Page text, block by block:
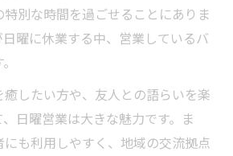
別な時間を過ごせることにありま
曜に休業する中、営業しているバ
したい方や、友人との語らいを楽
日曜営業は大きな魅力です。ま
も利用しやすく、地域の交流拠点